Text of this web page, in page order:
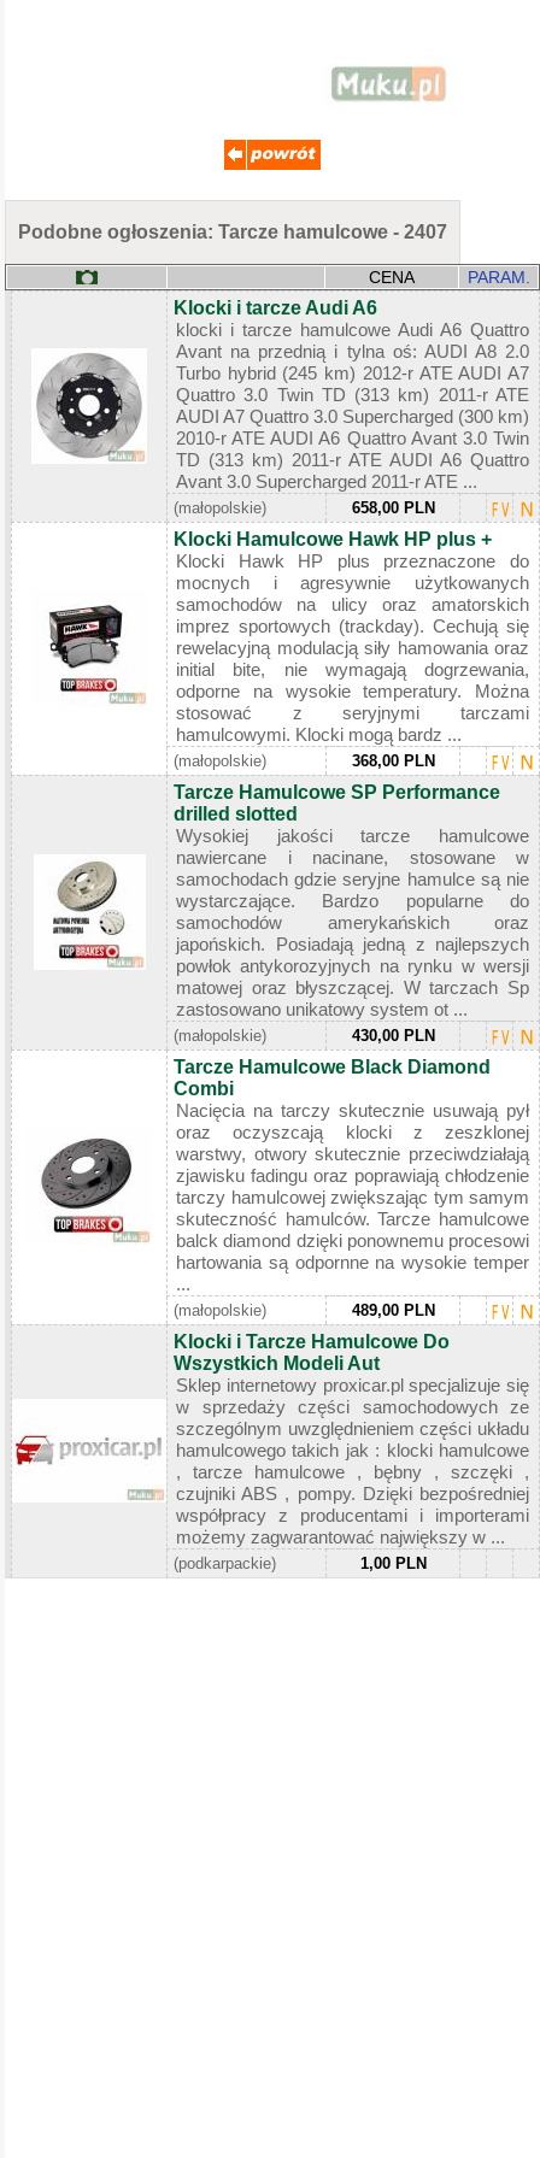
Podobne ogłoszenia: Tarcze hamulcowe - 2407
CENA PARAM.
Klocki i tarcze Audi A6
klocki i tarcze hamulcowe Audi A6 Quattro
Avant na przednią i tylna oś: AUDI A8 2.0
Turbo hybrid (245 km) 2012-r ATE AUDI A7
Quattro 3.0 Twin TD (313 km) 2011-r ATE
AUDI A7 Quattro 3.0 Supercharged (300 km)
2010-r ATE AUDI A6 Quattro Avant 3.0 Twin
TD (313 km) 2011-r ATE AUDI A6 Quattro
Avant 3.0 Supercharged 2011-r ATE ...
(małopolskie) 658,00 PLN
Klocki Hamulcowe Hawk HP plus +
Klocki Hawk HP plus przeznaczone do
mocnych i agresywnie użytkowanych
samochodów na ulicy oraz amatorskich
imprez sportowych (trackday). Cechują się
rewelacyjną modulacją siły hamowania oraz
initial bite, nie wymagają dogrzewania,
odporne na wysokie temperatury. Można
stosować z seryjnymi tarczami
hamulcowymi. Klocki mogą bardz ...
(małopolskie) 368,00 PLN
Tarcze Hamulcowe SP Performance
drilled slotted
Wysokiej jakości tarcze hamulcowe
nawiercane i nacinane, stosowane w
samochodach gdzie seryjne hamulce są nie
wystarczające. Bardzo popularne do
samochodów amerykańskich oraz
japońskich. Posiadają jedną z najlepszych
powłok antykorozyjnych na rynku w wersji
matowej oraz błyszczącej. W tarczach Sp
zastosowano unikatowy system ot ...
(małopolskie) 430,00 PLN
Tarcze Hamulcowe Black Diamond
Combi
Nacięcia na tarczy skutecznie usuwają pył
oraz oczyszcają klocki z zeszklonej
warstwy, otwory skutecznie przeciwdziałają
zjawisku fadingu oraz poprawiają chłodzenie
tarczy hamulcowej zwiększając tym samym
skuteczność hamulców. Tarcze hamulcowe
balck diamond dzięki ponownemu procesowi
hartowania są odpornne na wysokie temper
...
(małopolskie) 489,00 PLN
Klocki i Tarcze Hamulcowe Do
Wszystkich Modeli Aut
Sklep internetowy proxicar.pl specjalizuje się
w sprzedaży części samochodowych ze
szczególnym uwzględnieniem części układu
hamulcowego takich jak : klocki hamulcowe
, tarcze hamulcowe , bębny , szczęki ,
czujniki ABS , pompy. Dzięki bezpośredniej
współpracy z producentami i importerami
możemy zagwarantować największy w ...
(podkarpackie) 1,00 PLN